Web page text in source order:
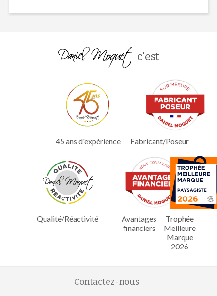
c'est
45 ans d'expérience Fabricant/Poseur
Qualité/Réactivité
Avantages
financiers
Trophée
Meilleure
Marque
2026
Contactez-nous